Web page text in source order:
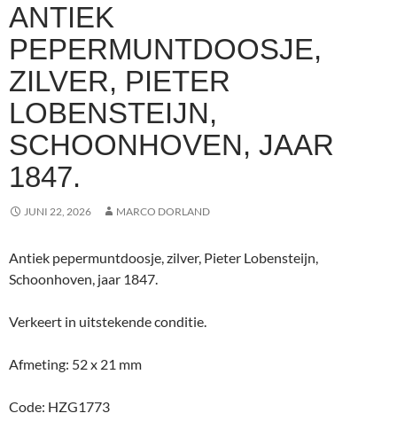
ANTIEK
PEPERMUNTDOOSJE,
ZILVER, PIETER
LOBENSTEIJN,
SCHOONHOVEN, JAAR
1847.
JUNI 22, 2026 MARCO DORLAND
Antiek pepermuntdoosje, zilver, Pieter Lobensteijn,
Schoonhoven, jaar 1847.
Verkeert in uitstekende conditie.
Afmeting: 52 x 21 mm
Code: HZG1773